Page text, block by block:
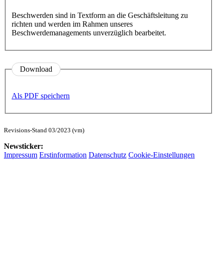
Beschwerden sind in Textform an die Geschäftsleitung zu
richten und werden im Rahmen unseres
Beschwerdemanagements unverzüglich bearbeitet.
Download
Als PDF speichern
Revisions-Stand 03/2023 (vm)
Newsticker:
Impressum Erstinformation Datenschutz Cookie-Einstellungen